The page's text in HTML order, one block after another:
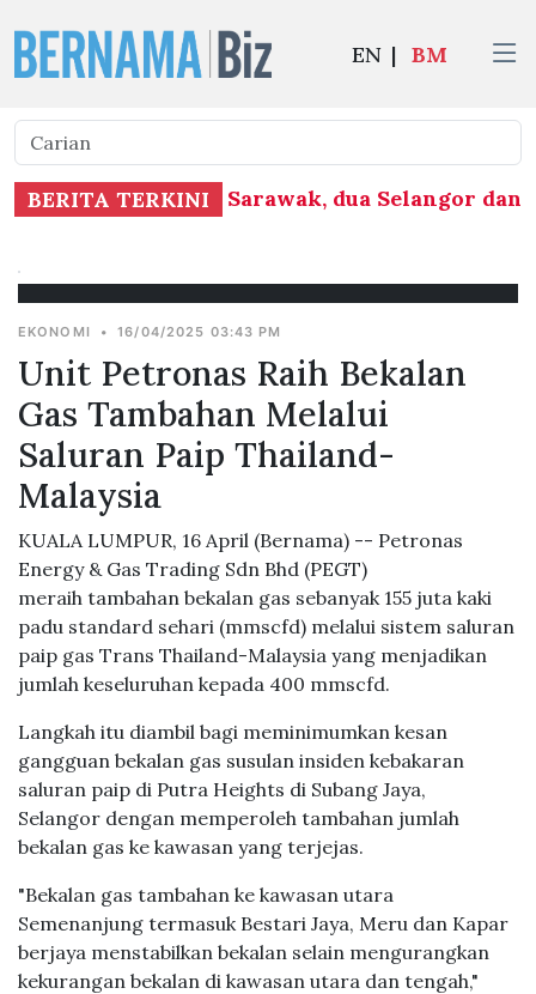
EN | BM
BERITA TERKINI
negara, 22 di Sarawak, dua Selangor dan
EKONOMI • 16/04/2025 03:43 PM
Unit Petronas Raih Bekalan
Gas Tambahan Melalui
Saluran Paip Thailand-
Malaysia
KUALA LUMPUR, 16 April (Bernama) -- Petronas
Energy & Gas Trading Sdn Bhd (PEGT)
meraih tambahan bekalan gas sebanyak 155 juta kaki
padu standard sehari (mmscfd) melalui sistem saluran
paip gas Trans Thailand-Malaysia yang menjadikan
jumlah keseluruhan kepada 400 mmscfd.
Langkah itu diambil bagi meminimumkan kesan
gangguan bekalan gas susulan insiden kebakaran
saluran paip di Putra Heights di Subang Jaya,
Selangor dengan memperoleh tambahan jumlah
bekalan gas ke kawasan yang terjejas.
"Bekalan gas tambahan ke kawasan utara
Semenanjung termasuk Bestari Jaya, Meru dan Kapar
berjaya menstabilkan bekalan selain mengurangkan
kekurangan bekalan di kawasan utara dan tengah,"